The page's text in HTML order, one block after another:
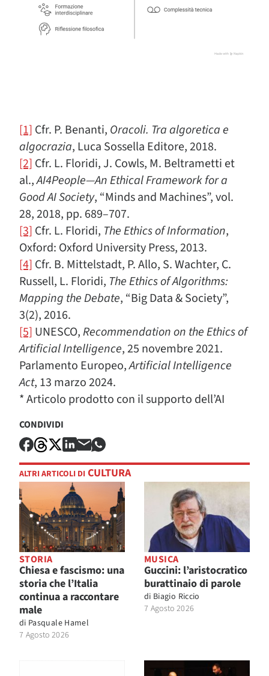
[1] Cfr. P. Benanti, Oracoli. Tra algoretica e
algocrazia, Luca Sossella Editore, 2018.
[2] Cfr. L. Floridi, J. Cowls, M. Beltrametti et
al.,AI4People—An Ethical Framework for a
Good AI Society, “Minds and Machines”, vol.
28, 2018, pp. 689–707.
[3] Cfr. L. Floridi, The Ethics of Information,
Oxford: Oxford University Press, 2013.
[4] Cfr. B. Mittelstadt, P. Allo, S. Wachter, C.
Russell, L. Floridi, The Ethics of Algorithms:
Mapping the Debate, “Big Data & Society”,
3(2), 2016.
[5] UNESCO,Recommendation on the Ethics of
Artificial Intelligence, 25 novembre 2021.
Parlamento Europeo,Artificial Intelligence
Act, 13 marzo 2024.
* Articolo prodotto con il supporto dell’AI
CONDIVIDI
ALTRI ARTICOLI DI CULTURA
STORIA
Chiesa e fascismo: una
storia che l’Italia
continua a raccontare
male
di Pasquale Hamel
7 Agosto 2026
MUSICA
Guccini: l’aristocratico
burattinaio di parole
di Biagio Riccio
7 Agosto 2026